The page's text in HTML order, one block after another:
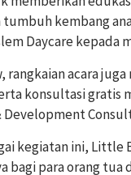
kembang
Daycare kepada
rangkaian acara
konsultasi gratis
Development
kegiatan ini, Little
bagi para orang